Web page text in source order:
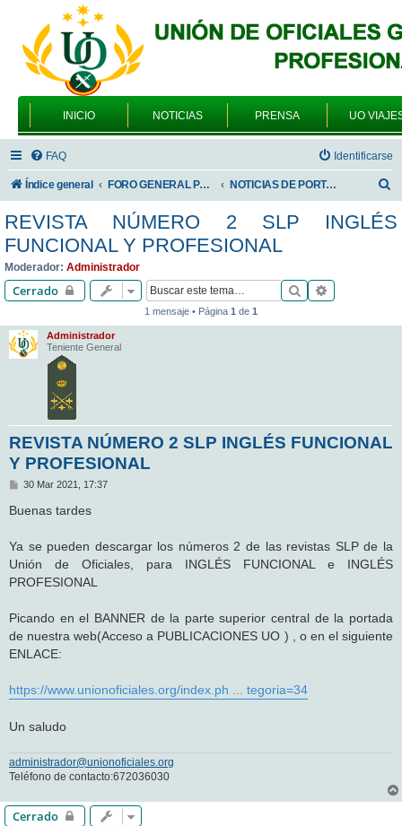
INICIO NOTICIAS PRENSA UO
FAQ Identificarse
Índice general FORO GENERAL PARA TODOS LOS USUARIOS NOTICIAS DE PORTADA
s
REVISTA NÚMERO 2 SLP INGLÉS
FUNCIONAL Y PROFESIONAL
Moderador: Administrador
Cerrado Buscar
1 mensaje • Página 1 de 1
Administrador
Teniente General
REVISTA NÚMERO 2 SLP INGLÉS FUNCIONAL
Y PROFESIONAL
M
n
s
e
30 Mar 2021, 17:37
Buenas tardes
Ya se pueden descargar los números 2 de las revistas SLP de la
Unión de Oficiales, para INGLÉS FUNCIONAL e INGLÉS
PROFESIONAL
Picando en el BANNER de la parte superior central de la portada
de nuestra web(Acceso a PUBLICACIONES UO ) , o en el siguiente
ENLACE:
https://www.unionoficiales.org/index.ph ... tegoria=34
Un saludo
administrador@unionoficiales.org
Teléfono de contacto:672036030
Cerrado